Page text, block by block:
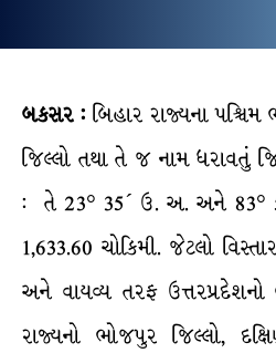
બકસર : બિહાર રાજ્યના
જિલ્લો તથા તે જ નામ ધરાવતું
: તે 23° 35´ ઉ. અ. અને 83°
1,633.60 ચોકિમી. જેટલો
અને વાયવ્ય તરફ ઉત્તરપ્રદેશનો
રાજ્યનો ભોજપુર જિલ્લો,